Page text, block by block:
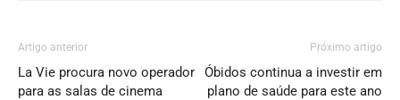
Artigo anterior
La Vie procura novo operador
para as salas de cinema
Próximo artigo
Óbidos continua a investir em
plano de saúde para este ano